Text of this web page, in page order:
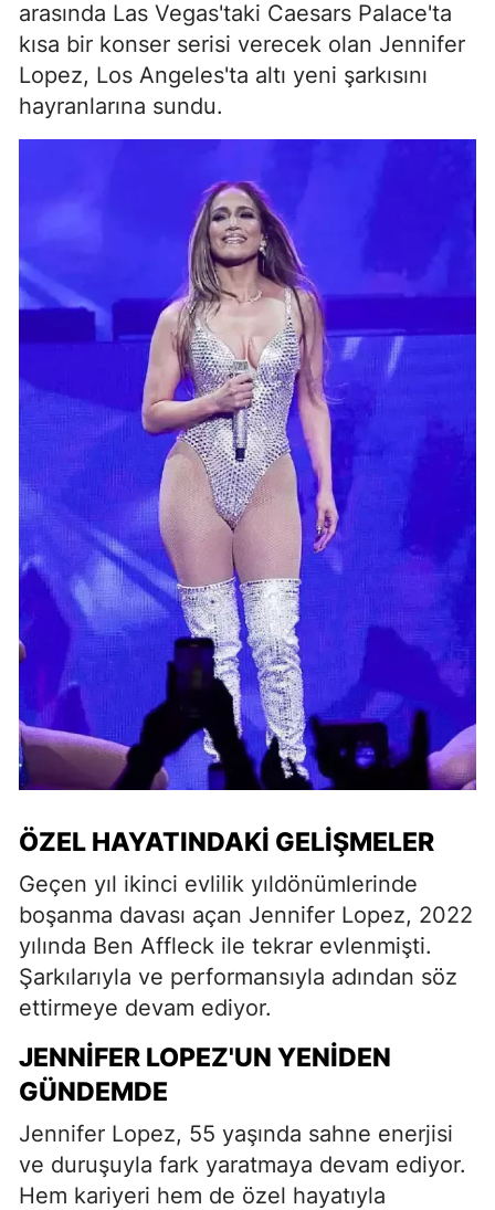
arasında Las Vegas'taki Caesars Palace'ta
kısa bir konser serisi verecek olan Jennifer
Lopez, Los Angeles'ta altı yeni şarkısını
hayranlarına sundu.
ÖZEL HAYATINDAKI GELIŞMELER
Geçen yıl ikinci evlilik yıldönümlerinde
boşanma davası açan Jennifer Lopez, 2022
yılında Ben Affleck ile tekrar evlenmişti.
Şarkılarıyla ve performansıyla adından söz
ettirmeye devam ediyor.
JENNIFER LOPEZ'UN YENIDEN
GÜNDEMDE
Jennifer Lopez, 55 yaşında sahne enerjisi
ve duruşuyla fark yaratmaya devam ediyor.
Hem kariyeri hem de özel hayatıyla